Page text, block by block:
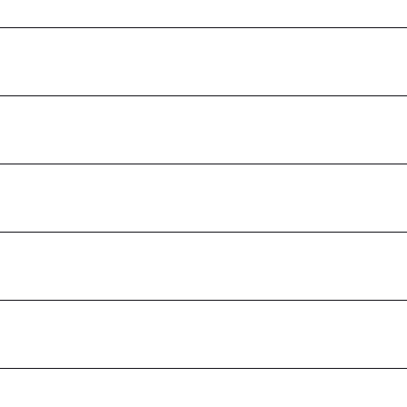
Basilicata
Molise
Bezirk Marijampolė
Northern Region
Woiwodschaft Masowien